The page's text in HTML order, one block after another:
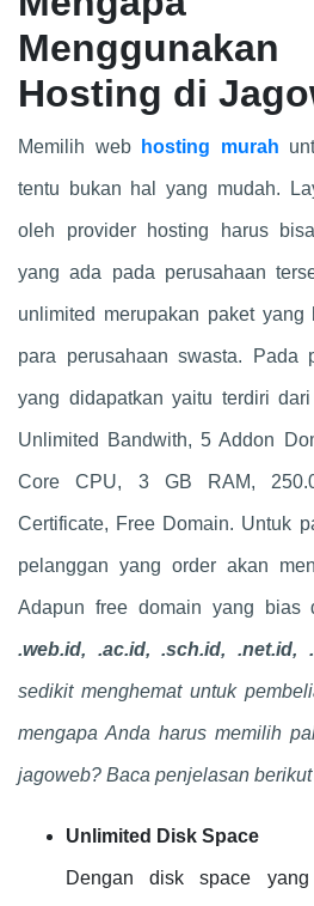
Hosting di
Memilih web hosting murah
tentu bukan hal yang mudah.
oleh provider hosting harus
yang ada pada perusahaan
unlimited merupakan paket
para perusahaan swasta. Pada
yang didapatkan yaitu terdiri
Unlimited Bandwith, 5 Addon
Core CPU, 3 GB RAM,
Certificate, Free Domain. Untuk
pelanggan yang order akan
Adapun free domain yang
.web.id, .ac.id, .sch.id, .net.id,
sedikit menghemat untuk
mengapa Anda harus memilih
jagoweb? Baca penjelasan
Unlimited Disk Space
Dengan disk space